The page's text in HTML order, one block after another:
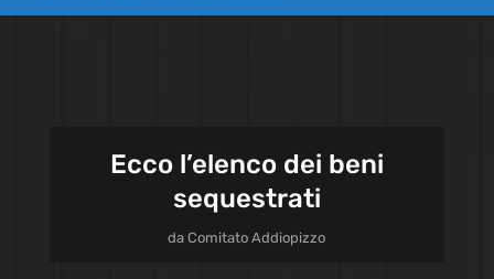
Ecco l’elenco dei beni
sequestrati
daComitato Addiopizzo